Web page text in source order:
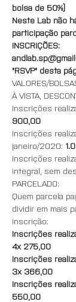
bolsa de 50%)
Neste Lab não
participação
INSCRIÇÕES:
"RSVP" desta
VALORES/
À VISTA,
Inscrições
900,00
Inscrições
janeiro/2020:
Inscrições
integral, sem
PARCELADO:
Quem parcela
dividir em mais
inscrição:
Inscrições
4x 275,00
Inscrições
3x 366,00
Inscrições
550,00